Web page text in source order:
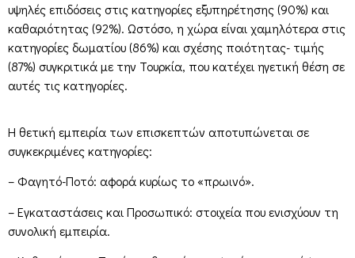
υψηλές επιδόσεις στις κατηγορίες εξυπηρέτησης (90%) και
καθαριότητας (92%). Ωστόσο, η χώρα είναι χαμηλότερα στις
κατηγορίες δωματίου (86%) και σχέσης ποιότητας- τιμής
(87%) συγκριτικά με την Τουρκία, που κατέχει ηγετική θέση σε
αυτές τις κατηγορίες.
Η θετική εμπειρία των επισκεπτών αποτυπώνεται σε
συγκεκριμένες κατηγορίες:
– Φαγητό-Ποτό: αφορά κυρίως το «πρωινό».
– Εγκαταστάσεις και Προσωπικό: στοιχεία που ενισχύουν τη
συνολική εμπειρία.